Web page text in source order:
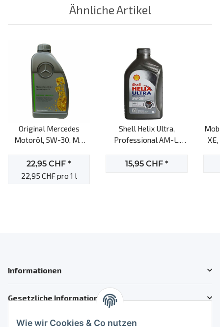
Ähnliche Artikel
Original Mercedes
Motoröl, 5W-30, MB
22,95 CHF *
22,95 CHF pro 1 l
Shell Helix Ultra,
Professional AM-L,
15,95 CHF *
Informationen
Gesetzliche Informationen
Kundenservice
Wie wir Cookies & Co nutzen